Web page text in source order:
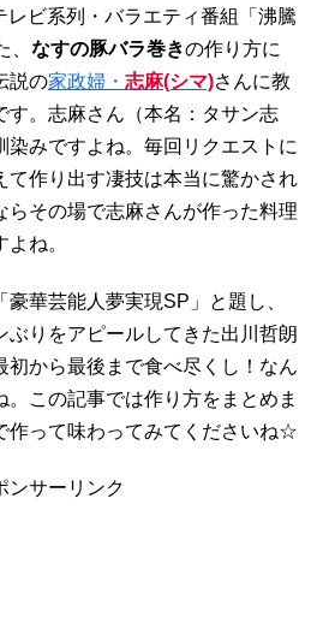
ビ系列・バラエティ番組「沸騰
なすの豚バラ巻きの作り方に
説の家政婦・ 志麻(シマ)さんに教
す。志麻さん（本名：タサン志
染みですよね。毎回リクエストに
て作り出す凄技は本当に驚かされ
らその場で志麻さんが作った料理
ね。
華芸能人夢実現SP」と題し、
ぶりをアピールしてきた出川哲朗
初から最後まで食べ尽くし！なん
。この記事では作り方をまとめま
作って味わってみてくださいね☆
ンサーリンク